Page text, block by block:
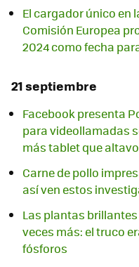
El cargador único en
Comisión Europea
2024 como fecha
21 septiembre
Facebook presenta
para videollamadas
más tablet que
Carne de pollo
así ven estos
Las plantas
veces más: el truco
fósforos